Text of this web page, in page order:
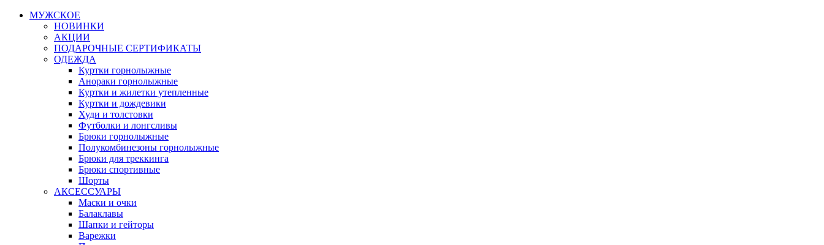
МУЖСКОЕ
НОВИНКИ
АКЦИИ
ПОДАРОЧНЫЕ СЕРТИФИКАТЫ
ОДЕЖДА
Куртки горнолыжные
Анораки горнолыжные
Куртки и жилетки утепленные
Куртки и дождевики
Худи и толстовки
Футболки и лонгсливы
Брюки горнолыжные
Полукомбинезоны горнолыжные
Брюки для треккинга
Брюки спортивные
Шорты
АКСЕССУАРЫ
Маски и очки
Балаклавы
Шапки и гейторы
Варежки